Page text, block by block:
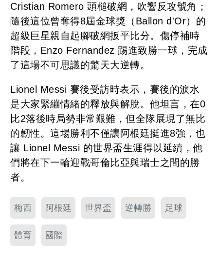
Cristian Romero 頭槌破網，吹響反攻號角；
隨後這位曾奪得8屆金球獎（Ballon d'Or）的
超級巨星親自起腳破網扳平比分。傷停補時
階段，Enzo Fernandez 踢進致勝一球，完成
了這場不可思議的驚天大逆轉。
Lionel Messi 賽後受訪時表示，賽後的淚水
是大家緊繃情緒的釋放與解脫。他坦言，在0
比2落後時局勢非常艱難，但全隊展現了無比
的韌性。這場勝利不僅讓阿根廷挺進8強，也
讓 Lionel Messi 的世界盃生涯得以延續，他
們將在下一輪迎戰哥倫比亞與瑞士之間的勝
者。
梅西 阿根廷 世界盃 逆轉勝 足球
體育 國際